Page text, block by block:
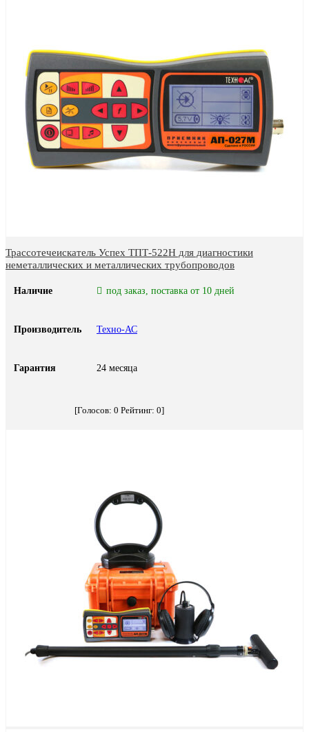
Трассотечеискатель Успех ТПТ-522Н для диагностики
неметаллических и металлических трубопроводов
Наличие под заказ, поставка от 10 дней
Производитель Техно-АС
Гарантия 24 месяца
[Голосов: 0 Рейтинг: 0]